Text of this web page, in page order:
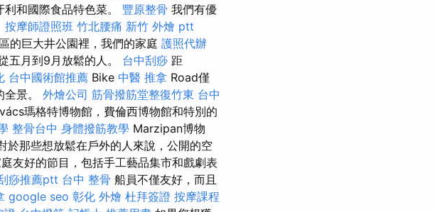
和國際食品特色菜。 豐原整骨 我們有優
按摩師證照班 竹北腰痛 新竹 外燴 ptt
的巨大井公園裡，我們的家庭 護照代辦
五月到9月放鬆的人。 台中刮痧 距
台中國術館推薦 Bike 中醫 推拿 Road僅
景。 外燴公司 筋骨撥筋堂整復竹東 台中
瑪格特博物館，費倫西博物館和特別的
整骨台中 身體撥筋教學 Marzipan博物
於那些想放鬆在戶外的人來說，公開的空
友好的節目，包括手工藝品集市和戲劇表
痧推薦ptt 台中 整骨 船員不僅友好，而且
google seo 彰化 外燴 杜拜簽證 按摩課程